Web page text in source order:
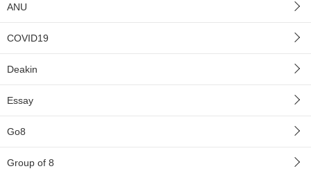
ANU
COVID19
Deakin
Essay
Go8
Group of 8